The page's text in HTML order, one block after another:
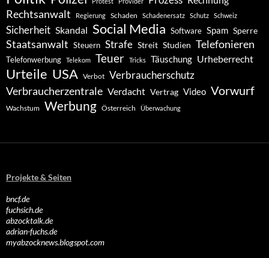
Rechtsanwalt Regierung Schaden Schadenersatz Schutz Schweiz
Sicherheit Skandal Social Media Software Spam Sperre
Staatsanwalt Steuern Strafe Streit Studien Telefonieren
Telefonwerbung Telekom Teuer Tricks Täuschung Urheberrecht
Urteile USA Verbot Verbraucherschutz
Verbraucherzentrale Verdacht Vertrag Video Vorwurf
Wachstum Werbung Österreich Überwachung
Projekte & Seiten
bncf.de
fuchsich.de
abzocktalk.de
adrian-fuchs.de
myabzocknews.blogspot.com